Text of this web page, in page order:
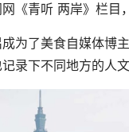
《青听 两岸》栏目
了美食自媒体博主
录下不同地方的人文